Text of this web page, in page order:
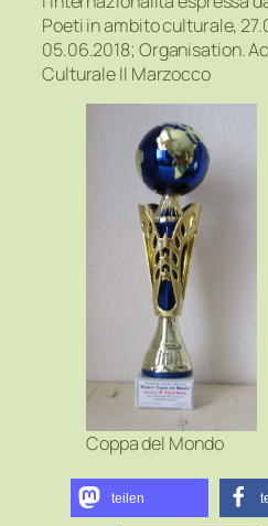
Poeti in ambito culturale,
05.06.2018; Organisation.
Culturale Il Marzocco
Coppa del Mondo
teilen